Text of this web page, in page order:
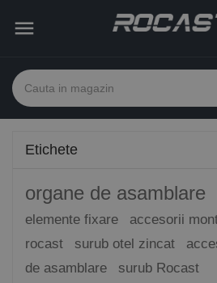

Etichete
organe de asamblare
elemente fixare
accesorii
rocast
surub otel zincat
de asamblare
surub Rocast